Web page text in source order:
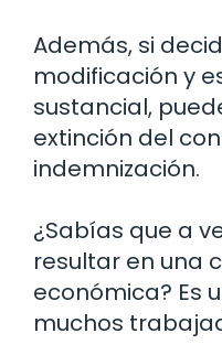
Además, si
modificación y
sustancial,
extinción del
indemnización.
¿Sabías que a
resultar en una
económica? Es
muchos